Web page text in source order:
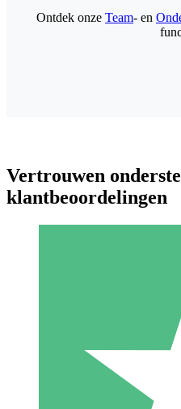
Individuele
Betaal per gebruik met
Ontdek onze Team- en
Vertrouwen
klantbeoordelingen